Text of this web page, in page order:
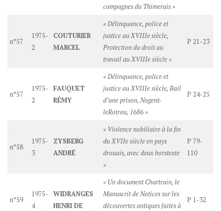
campagnes du Thimerais »
n°57
1975-
2
COUTURIER
MARCEL
« Délinquance, police et
justice au XVIIIe siècle,
Protection du droit au
travail au XVIIIe siècle »
P 21-23
n°57
1975-
2
FAUQUET
RÉMY
« Délinquance, police et
justice au XVIIIe siècle, Bail
d’une prison, Nogent-
leRotrou, 1686 »
P 24-25
n°58
1975-
3
ZYSBERG
ANDRÉ
« Violence nobiliaire à la fin
du XVIIe siècle en pays
drouais, avec deux horstexte
»
P 79-
110
n°59
1975-
4
WIDRANGES
HENRI DE
« Un document Chartrain, le
Manuscrit de Notices sur les
découvertes antiques faites à
P 1-32